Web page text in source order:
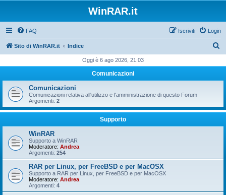
WinRAR.it
FAQ Login
Iscriviti
Sito di WinRAR.it Indice
c
Oggi è 6 ago 2026, 21:03
Comunicazioni
Comunicazioni
Comunicazioni relativa all'utilizzo e l'amministrazione di questo Forum
Argomenti: 2
Supporto
WinRAR
Supporto a WinRAR
Moderatore: Andrea
Argomenti: 254
RAR per Linux, per FreeBSD e per MacOSX
Supporto a RAR per Linux, per FreeBSD e per MacOSX
Moderatore: Andrea
Argomenti: 4